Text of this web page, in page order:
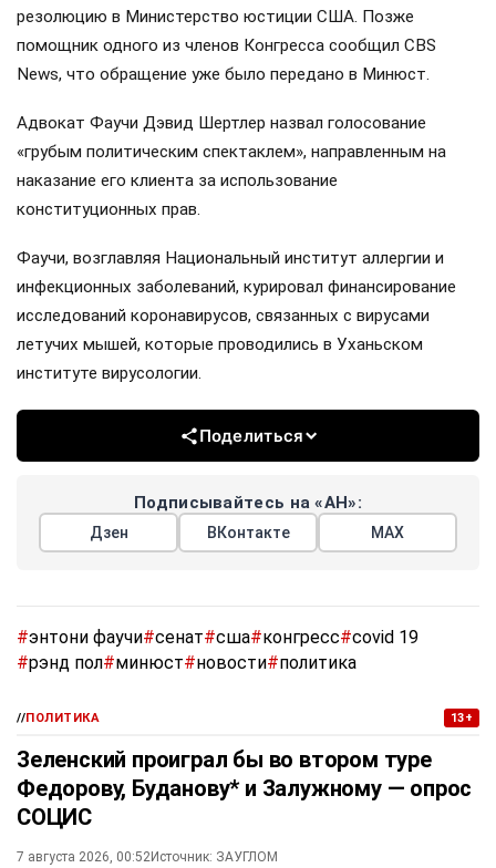
резолюцию в Министерство юстиции США. Позже
помощник одного из членов Конгресса сообщил CBS
News, что обращение уже было передано в Минюст.
Адвокат Фаучи Дэвид Шертлер назвал голосование
«грубым политическим спектаклем», направленным на
наказание его клиента за использование
конституционных прав.
Фаучи, возглавляя Национальный институт аллергии и
инфекционных заболеваний, курировал финансирование
исследований коронавирусов, связанных с вирусами
летучих мышей, которые проводились в Уханьском
институте вирусологии.
Поделиться
Подписывайтесь на «АН»:
Дзен ВКонтакте МАХ
#энтони фаучи#сенат#сша#конгресс#covid 19
#рэнд пол#минюст#новости#политика
//ПОЛИТИКА 13+
Зеленский проиграл бы во втором туре
Федорову, Буданову* и Залужному — опрос
СОЦИС
7 августа 2026, 00:52Источник: ЗАУГЛОМ